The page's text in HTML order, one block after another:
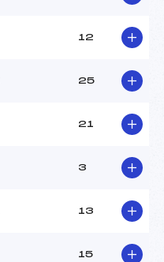
12
25
21
3
13
15